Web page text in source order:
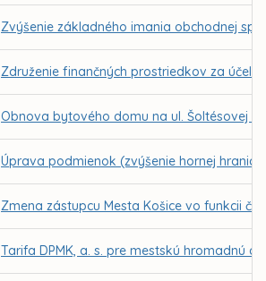
Zvýšenie základného imania obchodnej
Združenie finančných prostriedkov za
Obnova bytového domu na ul. Šoltésovej 11,
Úprava podmienok (zvýšenie hornej
Zmena zástupcu Mesta Košice vo funkcii
Tarifa DPMK, a. s. pre mestskú hromadnú